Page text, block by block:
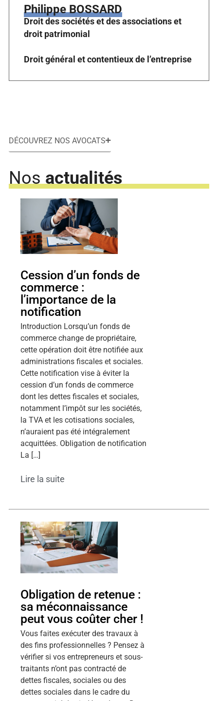
Philippe BOSSARD
Droit des sociétés et des associations et
droit patrimonial
Droit général et contentieux de l’entreprise
DÉCOUVREZ NOS AVOCATS
Nos actualités
Cession d’un fonds de
commerce :
l’importance de la
notification
Introduction Lorsqu’un fonds de
commerce change de propriétaire,
cette opération doit être notifiée aux
administrations fiscales et sociales.
Cette notification vise à éviter la
cession d’un fonds de commerce
dont les dettes fiscales et sociales,
notamment l’impôt sur les sociétés,
la TVA et les cotisations sociales,
n’auraient pas été intégralement
acquittées. Obligation de notification
La […]
Lire la suite
Obligation de retenue :
sa méconnaissance
peut vous coûter cher !
Vous faites exécuter des travaux à
des fins professionnelles ? Pensez à
vérifier si vos entrepreneurs et sous-
traitants n’ont pas contracté de
dettes fiscales, sociales ou des
dettes sociales dans le cadre du